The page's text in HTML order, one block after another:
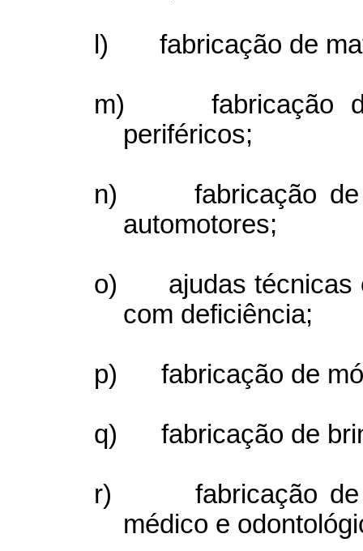
l) fabricação de
m)
fabricação
periféricos;
n)
fabricação
automotores;
o)
ajudas
com deficiência;
p) fabricação de
q) fabricação de
r)
fabricação
médico e